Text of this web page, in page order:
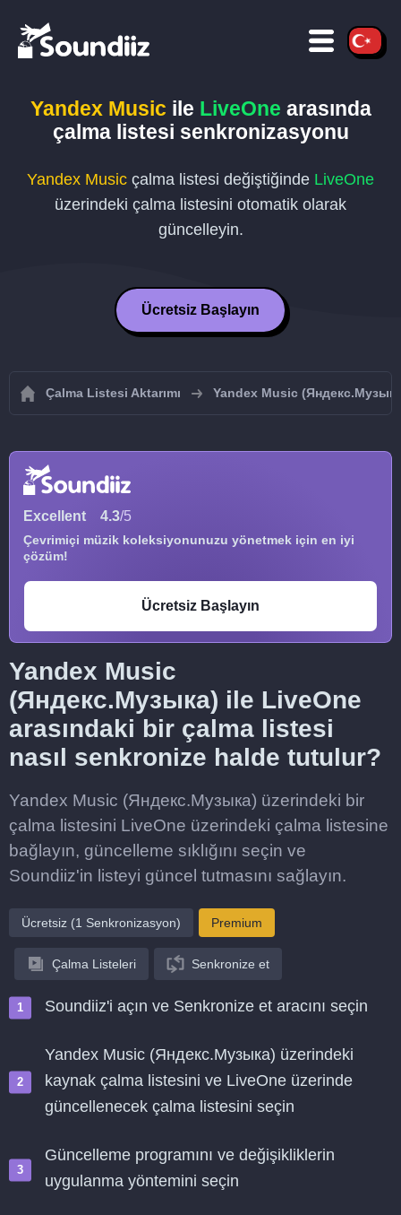
Yandex Music ile LiveOne arasında
çalma listesi senkronizasyonu
Yandex Music çalma listesi değiştiğinde LiveOne
üzerindeki çalma listesini otomatik olarak
güncelleyin.
Ücretsiz Başlayın
Çalma Listesi Aktarımı Yandex Music
Excellent 4.3/5
Çevrimiçi müzik koleksiyonunuzu yönetmek için en iyi
çözüm!
Ücretsiz Başlayın
Yandex Music
(Яндекс.Музыка) ile LiveOne
arasındaki bir çalma listesi
nasıl senkronize halde tutulur?
Yandex Music (Яндекс.Музыка) üzerindeki bir
çalma listesini LiveOne üzerindeki çalma listesine
bağlayın, güncelleme sıklığını seçin ve
Soundiiz'in listeyi güncel tutmasını sağlayın.
Ücretsiz (1 Senkronizasyon) Premium
Çalma Listeleri Senkronize et
Soundiiz'i açın ve Senkronize et aracını seçin
Yandex Music (Яндекс.Музыка) üzerindeki
kaynak çalma listesini ve LiveOne üzerinde
güncellenecek çalma listesini seçin
Güncelleme programını ve değişikliklerin
uygulanma yöntemini seçin